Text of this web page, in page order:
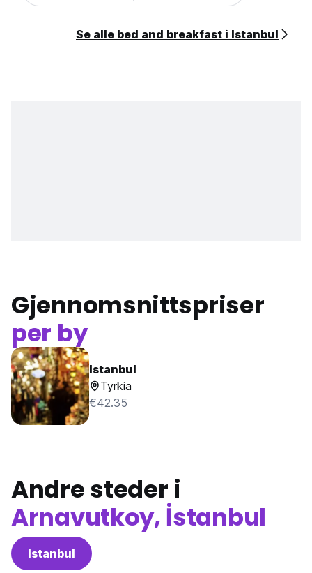
Se alle bed and breakfast i Istanbul
Gjennomsnittspriser
per by
Istanbul
Tyrkia
€42.35
Andre steder i
Arnavutkoy, İstanbul
Istanbul